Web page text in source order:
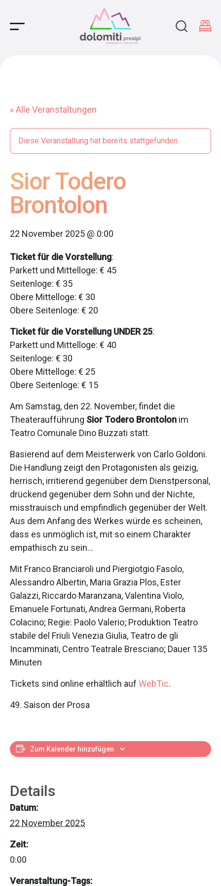
Main Navigation
« Alle Veranstaltungen
Diese Veranstaltung hat bereits stattgefunden.
Sior Todero
Brontolon
22 November 2025 @ 0:00
Ticket für die Vorstellung:
Parkett und Mittelloge: € 45
Seitenloge: € 35
Obere Mittelloge: € 30
Obere Seitenloge: € 20
Ticket für die Vorstellung UNDER 25:
Parkett und Mittelloge: € 40
Seitenloge: € 30
Obere Mittelloge: € 25
Obere Seitenloge: € 15
Am Samstag, den 22. November, findet die
Theateraufführung Sior Todero Brontolon im
Teatro Comunale Dino Buzzati statt.
Basierend auf dem Meisterwerk von Carlo Goldoni.
Die Handlung zeigt den Protagonisten als geizig,
herrisch, irritierend gegenüber dem Dienstpersonal,
drückend gegenüber dem Sohn und der Nichte,
misstrauisch und empfindlich gegenüber der Welt.
Aus dem Anfang des Werkes würde es scheinen,
dass es unmöglich ist, mit so einem Charakter
empathisch zu sein…
Mit Franco Branciaroli und Piergiotgio Fasolo,
Alessandro Albertin, Maria Grazia Plos, Ester
Galazzi, Riccardo Maranzana, Valentina Violo,
Emanuele Fortunati, Andrea Germani, Roberta
Colacino; Regie: Paolo Valerio; Produktion Teatro
stabile del Friuli Venezia Giulia, Teatro de gli
Incamminati, Centro Teatrale Bresciano; Dauer 135
Minuten
Tickets sind online erhältlich auf WebTic.
49. Saison der Prosa
Zum Kalender hinzufügen
Details
Datum:
22 November 2025
Zeit:
0:00
Veranstaltung-Tags: